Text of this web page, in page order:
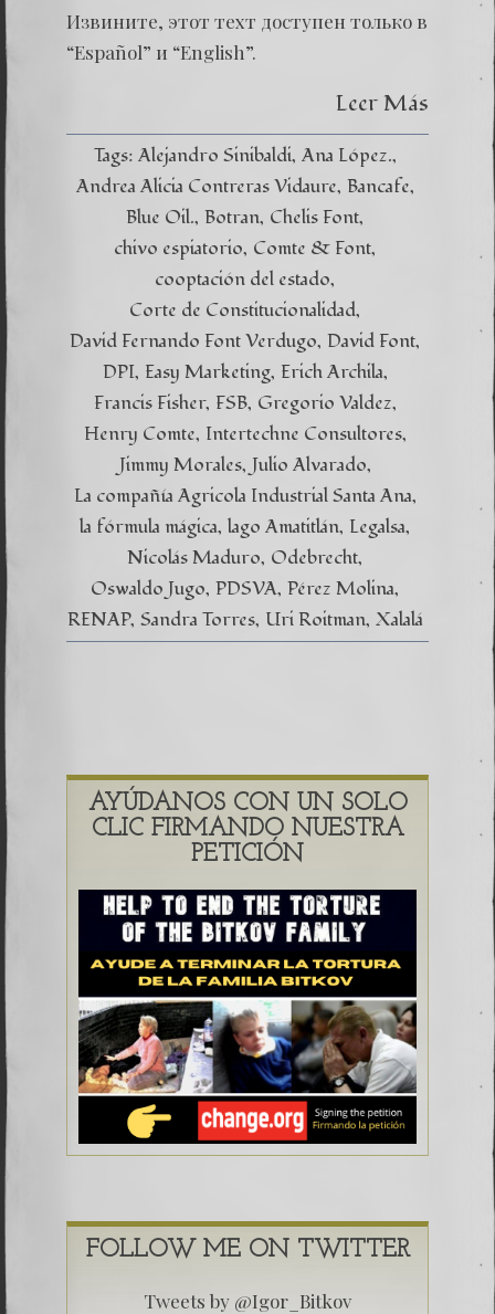
oscuros
Извините, этот техт доступен только в
“Español” и “English”.
Leer Más
Tags: Alejandro Sinibaldi Ana López.
Andrea Alicia Contreras Vidaure Bancafe
Blue Oil. Botran Chelis Font
chivo espiatorio Comte & Font
cooptación del estado
Corte de Constitucionalidad
David Fernando Font Verdugo David Font
DPI Easy Marketing Erich Archila
Francis Fisher FSB Gregorio Valdez
Henry Comte Intertechne Consultores
Jimmy Morales Julio Alvarado
La compañía Agricola Industrial Santa Ana
la fórmula mágica lago Amatitlán Legalsa
Nicolás Maduro Odebrecht
Oswaldo Jugo PDSVA Pérez Molina
RENAP Sandra Torres Uri Roitman Xalalá
AYÚDANOS CON UN SOLO
CLIC FIRMANDO NUESTRA
PETICIÓN
FOLLOW ME ON TWITTER
Tweets by @Igor_Bitkov